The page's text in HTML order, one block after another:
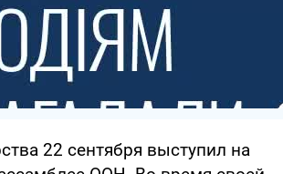
22 сентября выступил на